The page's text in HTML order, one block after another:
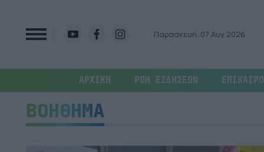
Παρασκευή, 07 Αυγ 2026
ΑΡΧΙΚΗ ΡΟΗ ΕΙΔΗΣΕΩΝ
ΒΟΗΘΗΜΑ